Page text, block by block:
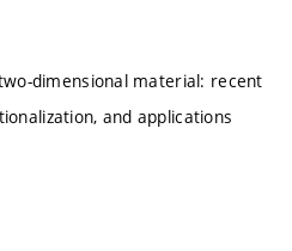
dimensional material: recent
and applications